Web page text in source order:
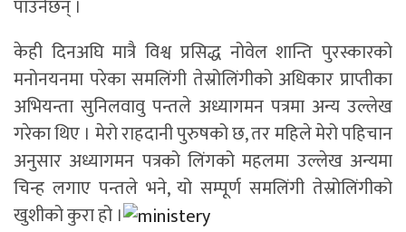
पाउनेछन् ।
केही दिनअघि मात्रै विश्व प्रसिद्ध नोवेल शान्ति पुरस्कारको
मनोनयनमा परेका समलिंगी तेस्रोलिंगीको अधिकार प्राप्तीका
अभियन्ता सुनिलवावु पन्तले अध्यागमन पत्रमा अन्य उल्लेख
गरेका थिए । मेरो राहदानी पुरुषको छ, तर महिले मेरो पहिचान
अनुसार अध्यागमन पत्रको लिंगको महलमा उल्लेख अन्यमा
चिन्ह लगाए पन्तले भने, यो सम्पूर्ण समलिंगी तेस्रोलिंगीको
खुशीको कुरा हो ।